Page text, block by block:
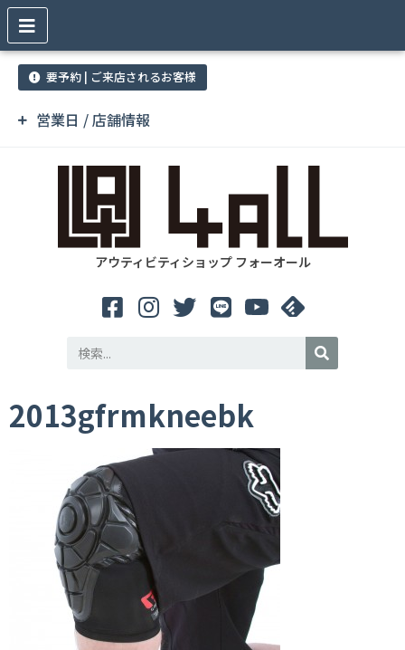
営業日 / 店舗情報
要予約 | ご来店されるお客様
アウティビティショップ フォーオール
2013gfrmkneebk